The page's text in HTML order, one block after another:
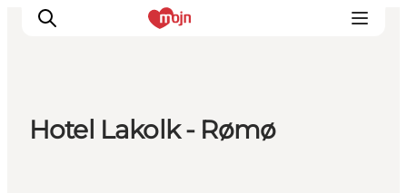
Hotel Lakolk - Rømø